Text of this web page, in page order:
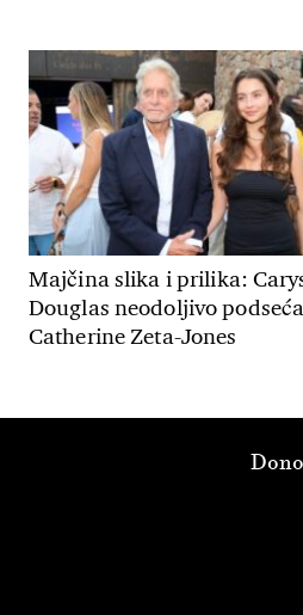
Majčina slika i prilika:
Douglas neodoljivo
Catherine Zeta-Jones